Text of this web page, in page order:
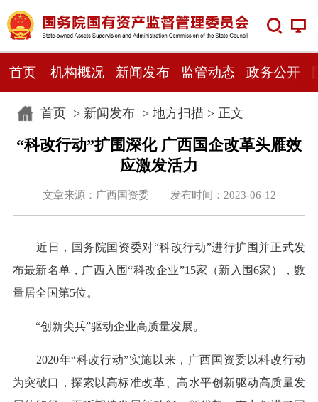
首页 机构概况 新闻发布 监管动态 政务公开
首页> 新闻发布> 地方扫描 > 正文
“科改行动”扩围深化 广西国企改革头雁效
应激发活力
文章来源：广西国资委 发布时间：2023-06-12
近日，国务院国资委对“科改行动”进行扩围并正式发
布最新名单，广西入围“科改企业”15家（新入围6家），数
量居全国第5位。
“创新尖兵”驱动企业高质量发展。
2020年“科改行动”实施以来，广西国资委以科改行动
为突破口，探索以高标准改革、高水平创新驱动高质量发